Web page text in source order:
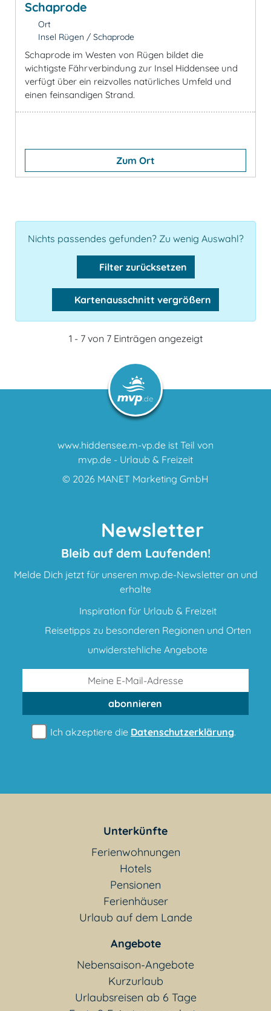
Schaprode
Ort
Insel Rügen / Schaprode
Schaprode im Westen von Rügen bildet die
wichtigste Fährverbindung zur Insel Hiddensee und
verfügt über ein reizvolles natürliches Umfeld und
einen feinsandigen Strand.
Zum Ort
Nichts passendes gefunden? Zu wenig Auswahl?
Filter zurücksetzen
Kartenausschnitt vergrößern
1 - 7 von 7 Einträgen angezeigt
www.hiddensee.m-vp.de ist Teil von
mvp.de - Urlaub & Freizeit
© 2026 MANET Marketing GmbH
Newsletter
Bleib auf dem Laufenden!
Melde Dich jetzt für unseren mvp.de-Newsletter an und
erhalte
Inspiration für Urlaub & Freizeit
Reisetipps zu besonderen Regionen und Orten
unwiderstehliche Angebote
abonnieren
Ich akzeptiere die Datenschutzerklärung.
Unterkünfte
Ferienwohnungen
Hotels
Pensionen
Ferienhäuser
Urlaub auf dem Lande
Angebote
Nebensaison-Angebote
Kurzurlaub
Urlaubsreisen ab 6 Tage